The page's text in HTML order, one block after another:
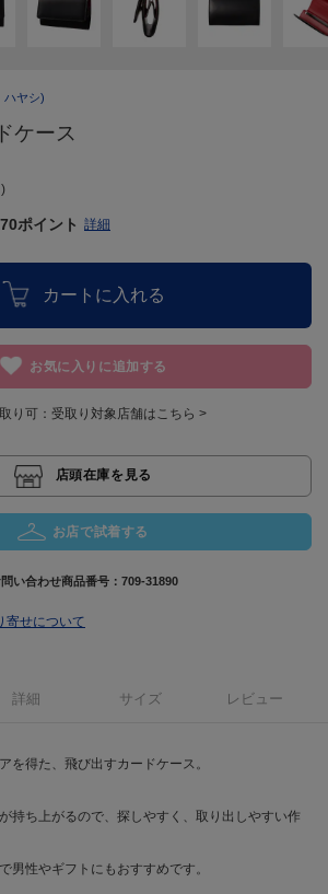
ハヤシ)
ケース
ポイント 詳細
カートに入れる
お気に入りに追加する
り可： 受取り対象店舗はこちら >
店頭在庫を見る
お店で試着する
い合わせ商品番号： 709-31890
寄せについて
詳細 サイズ レビュー
を得た、飛び出すカードケース。
持ち上がるので、探しやすく、取り出しやすい作
男性やギフトにもおすすめです。